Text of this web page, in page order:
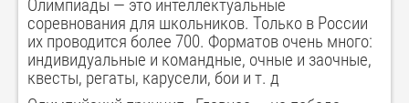
Олимпиады — это интеллектуальные
соревнования для школьников. Только в России
их проводится более 700. Форматов очень много:
индивидуальные и командные, очные и заочные,
квесты, регаты, карусели, бои и т. д